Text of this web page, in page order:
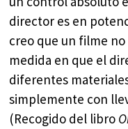
director es en
creo que un filme no
medida en que el
diferentes
simplemente con
(Recogido del libro